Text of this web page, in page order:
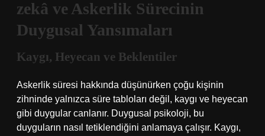
zekâ ve Askerlik Sürecinin
Duygusal Yansımaları
Kaygı, Heyecan ve Beklentiler
Askerlik süresi hakkında düşünürken çoğu kişinin
zihninde yalnızca süre tabloları değil, kaygı ve heyecan
gibi duygular canlanır. Duygusal psikoloji, bu
duyguların nasıl tetiklendiğini anlamaya çalışır. Kaygı,